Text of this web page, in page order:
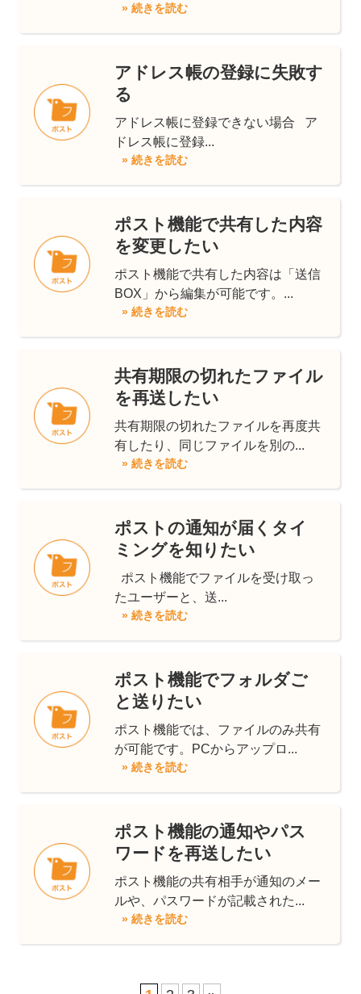
» 続きを読む
アドレス帳の登録に失敗す
る
アドレス帳に登録できない場合 ア
ドレス帳に登録...
» 続きを読む
ポスト機能で共有した内容
を変更したい
ポスト機能で共有した内容は「送信
BOX」から編集が可能です。...
» 続きを読む
共有期限の切れたファイル
を再送したい
共有期限の切れたファイルを再度共
有したり、同じファイルを別の...
» 続きを読む
ポストの通知が届くタイ
ミングを知りたい
ポスト機能でファイルを受け取っ
たユーザーと、送...
» 続きを読む
ポスト機能でフォルダご
と送りたい
ポスト機能では、ファイルのみ共有
が可能です。PCからアップロ...
» 続きを読む
ポスト機能の通知やパス
ワードを再送したい
ポスト機能の共有相手が通知のメー
ルや、パスワードが記載された...
» 続きを読む